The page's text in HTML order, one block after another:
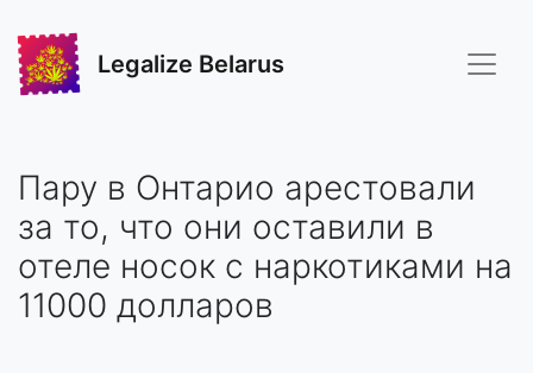
Legalize Belarus
Пару в Онтарио арестовали
за то, что они оставили в
отеле носок с наркотиками на
11000 долларов